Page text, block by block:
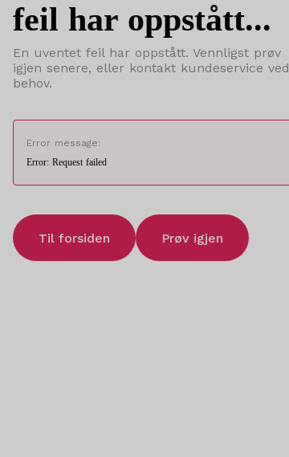
feil har oppstått...
En uventet feil har oppstått. Vennligst prøv
igjen senere, eller kontakt kundeservice ved
behov.
Error message:
Error: Request failed
Til forsiden Prøv igjen